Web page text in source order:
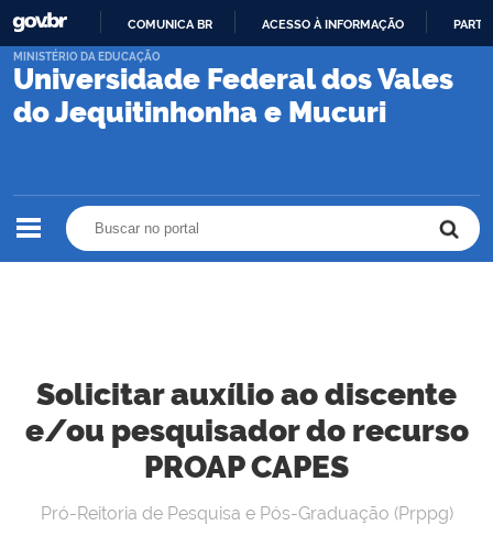
PARA
CONTEÚDO
COMUNICA BR ACESSO À INFORMAÇÃO
Universidade Federal dos Vales
do Jequitinhonha e Mucuri
MINISTÉRIO DA EDUCAÇÃO
Solicitar auxílio ao discente
e/ou pesquisador do recurso
PROAP CAPES
Pró-Reitoria de Pesquisa e Pós-Graduação (Prppg)